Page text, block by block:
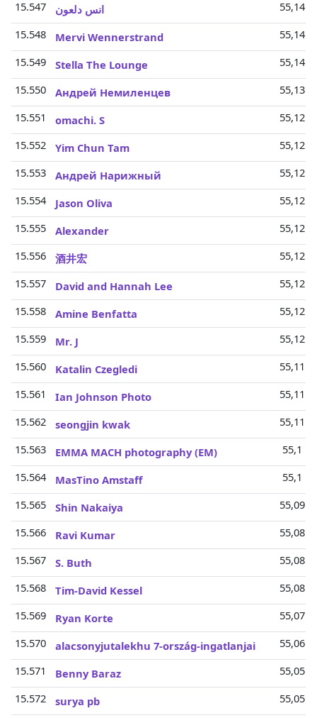
15.547 انس دلعون
55,14
15.548
Mervi Wennerstrand
55,14
15.549
Stella The Lounge
55,14
15.550
Андрей Немиленцев
55,13
15.551
omachi. S
55,12
15.552
Yim Chun Tam
55,12
15.553
Андрей Нарижный
55,12
15.554
Jason Oliva
55,12
15.555
Alexander
55,12
15.556
酒井宏
55,12
15.557
David and Hannah Lee
55,12
15.558
Amine Benfatta
55,12
15.559
Mr. J
55,12
15.560
Katalin Czegledi
55,11
15.561
Ian Johnson Photo
55,11
15.562
seongjin kwak
55,11
15.563
EMMA MACH photography (EM)
55,1
15.564
MasTino Amstaff
55,1
15.565
Shin Nakaiya
55,09
15.566
Ravi Kumar
55,08
15.567
S. Buth
55,08
15.568
Tim-David Kessel
55,08
15.569
Ryan Korte
55,07
15.570
alacsonyjutalekhu 7-ország-ingatlanjai
55,06
15.571
Benny Baraz
55,05
15.572
surya pb
55,05